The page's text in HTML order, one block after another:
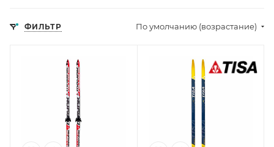
ФИЛЬТР По умолчанию (возрастание)